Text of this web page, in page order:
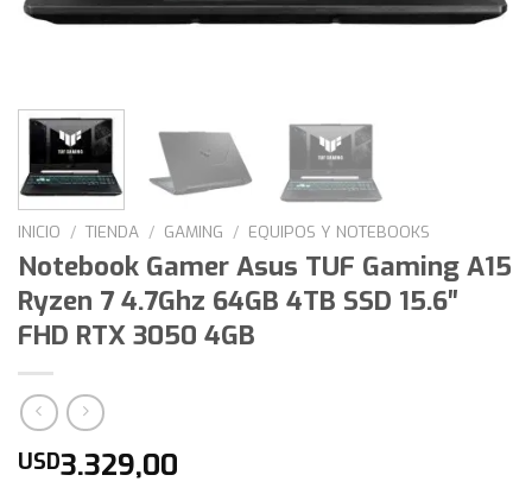
INICIO / TIENDA / GAMING / EQUIPOS Y NOTEBOOKS
Notebook Gamer Asus TUF Gaming A15
Ryzen 7 4.7Ghz 64GB 4TB SSD 15.6″
FHD RTX 3050 4GB
USD3.329,00